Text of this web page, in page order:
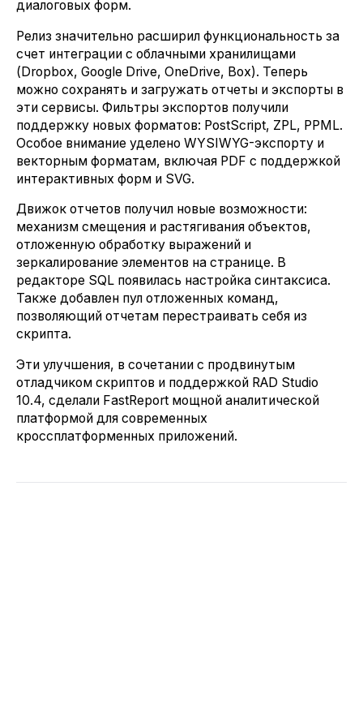
диалоговых форм.
Релиз значительно расширил функциональность за
счет интеграции с облачными хранилищами
(Dropbox, Google Drive, OneDrive, Box). Теперь
можно сохранять и загружать отчеты и экспорты в
эти сервисы. Фильтры экспортов получили
поддержку новых форматов: PostScript, ZPL, PPML.
Особое внимание уделено WYSIWYG-экспорту и
векторным форматам, включая PDF с поддержкой
интерактивных форм и SVG.
Движок отчетов получил новые возможности:
механизм смещения и растягивания объектов,
отложенную обработку выражений и
зеркалирование элементов на странице. В
редакторе SQL появилась настройка синтаксиса.
Также добавлен пул отложенных команд,
позволяющий отчетам перестраивать себя из
скрипта.
Эти улучшения, в сочетании с продвинутым
отладчиком скриптов и поддержкой RAD Studio
10.4, сделали FastReport мощной аналитической
платформой для современных
кроссплатформенных приложений.